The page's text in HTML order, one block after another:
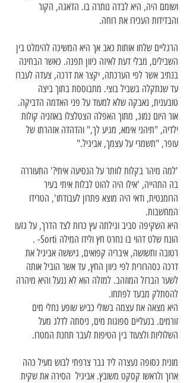
ושומם היה, היא לבדה נותרה בו. הדאגה, הקור
והבדידות העכירו את רוחה.
הרגליים שלחו אותות כאב אך היא המשיכה להימלט בין
השבילים, מבלי דעת לאיזה כיוון תפנה. כאשר הבחינה
בנתיב אשר לפי הערכתה, יקצר את דרכה, צעדה לעברו
עד שנתקלה בשביל בוצי. מתבוססת בתוך ביצה
טובענית, נאבקה שלא למעוד על פני האדמה הדביקה.
אור היום נמוג, מתוך האפלה הצטלצלו באוזניה קולות
ילדיה, "תיהני אימא, מגיע לך," והדהדה אזהרתו של
עופר, "תשמרי על עצמך, אביגיל."
'למה מיהר בקלות לוותר על הנסיעה איתי?' התעוררה
בה התהייה, 'אילו היה להוט לבלות איתי בעיר
הרומנטית, ודאי היה מוצא פתרון לעבודתו', הטרידו
המחשבות.
היא השקיפה סביב וגילתה עץ כרות לצד הדרך, על גזעו
הונח שלט דהוי בו נחרט חץ ולידו המילה Sorti- .
רטובה ותשושה, איבריה קפואים, גיששה אביגיל את
דרכה כסהרורית לפי כיוון החץ, עד אשר הוביל אותה
לשער הברזל המוזהב. למזלה הוא לא ננעל והיא מיהרה
להסתלק מבעד לפתחו.
היא מצאה את עצמה בשולי כביש שופע נחלי מים
זורמים. בנעליים ספוגות מים, ניסתה לדלג מעל
השלוליות ולצעוד בין הטיפות לעבר תחנת המטרו.
מונית כסופה נעצרה ליד גבר צרפתי לבוש מעיל כהה
ארוך ולראשו קסקט משובץ. אביגיל הסירה את שקית